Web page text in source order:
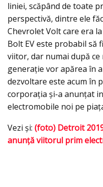
liniei, scăpând de toate
perspectivă, dintre ele
Chevrolet Volt care era
Bolt EV este probabil să
viitor, dar numai după
generație vor apărea în
dezvoltare este acum în
corporația și-a anunțat
electromobile noi pe
Vezi şi: (foto) Detroit
anunţă viitorul prim